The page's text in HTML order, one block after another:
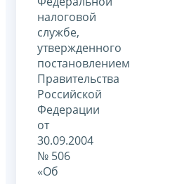
налоговой
службе,
утвержденного
постановлением
Правительства
Российской
Федерации
от
30.09.2004
№ 506
«Об